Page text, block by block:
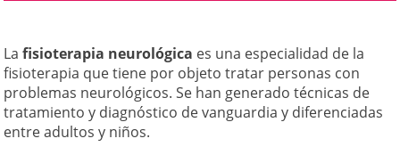
Lafisioterapia neurológica es una especialidad de la
fisioterapia que tiene por objeto tratar personas con
problemas neurológicos. Se han generado técnicas de
tratamiento y diagnóstico de vanguardia y diferenciadas
entre adultos y niños.